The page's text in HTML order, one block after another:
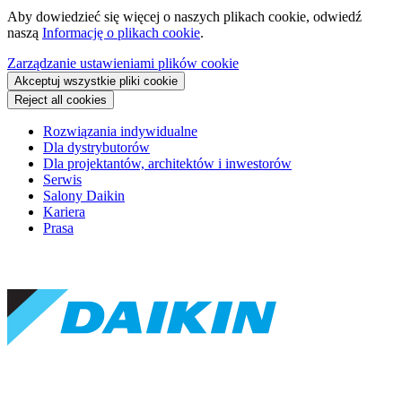
Aby dowiedzieć się więcej o naszych plikach cookie, odwiedź
naszą Informację o plikach cookie.
Zarządzanie ustawieniami plików cookie
Akceptuj wszystkie pliki cookie
Reject all cookies
Rozwiązania indywidualne
Dla dystrybutorów
Dla projektantów, architektów i inwestorów
Serwis
Salony Daikin
Kariera
Prasa